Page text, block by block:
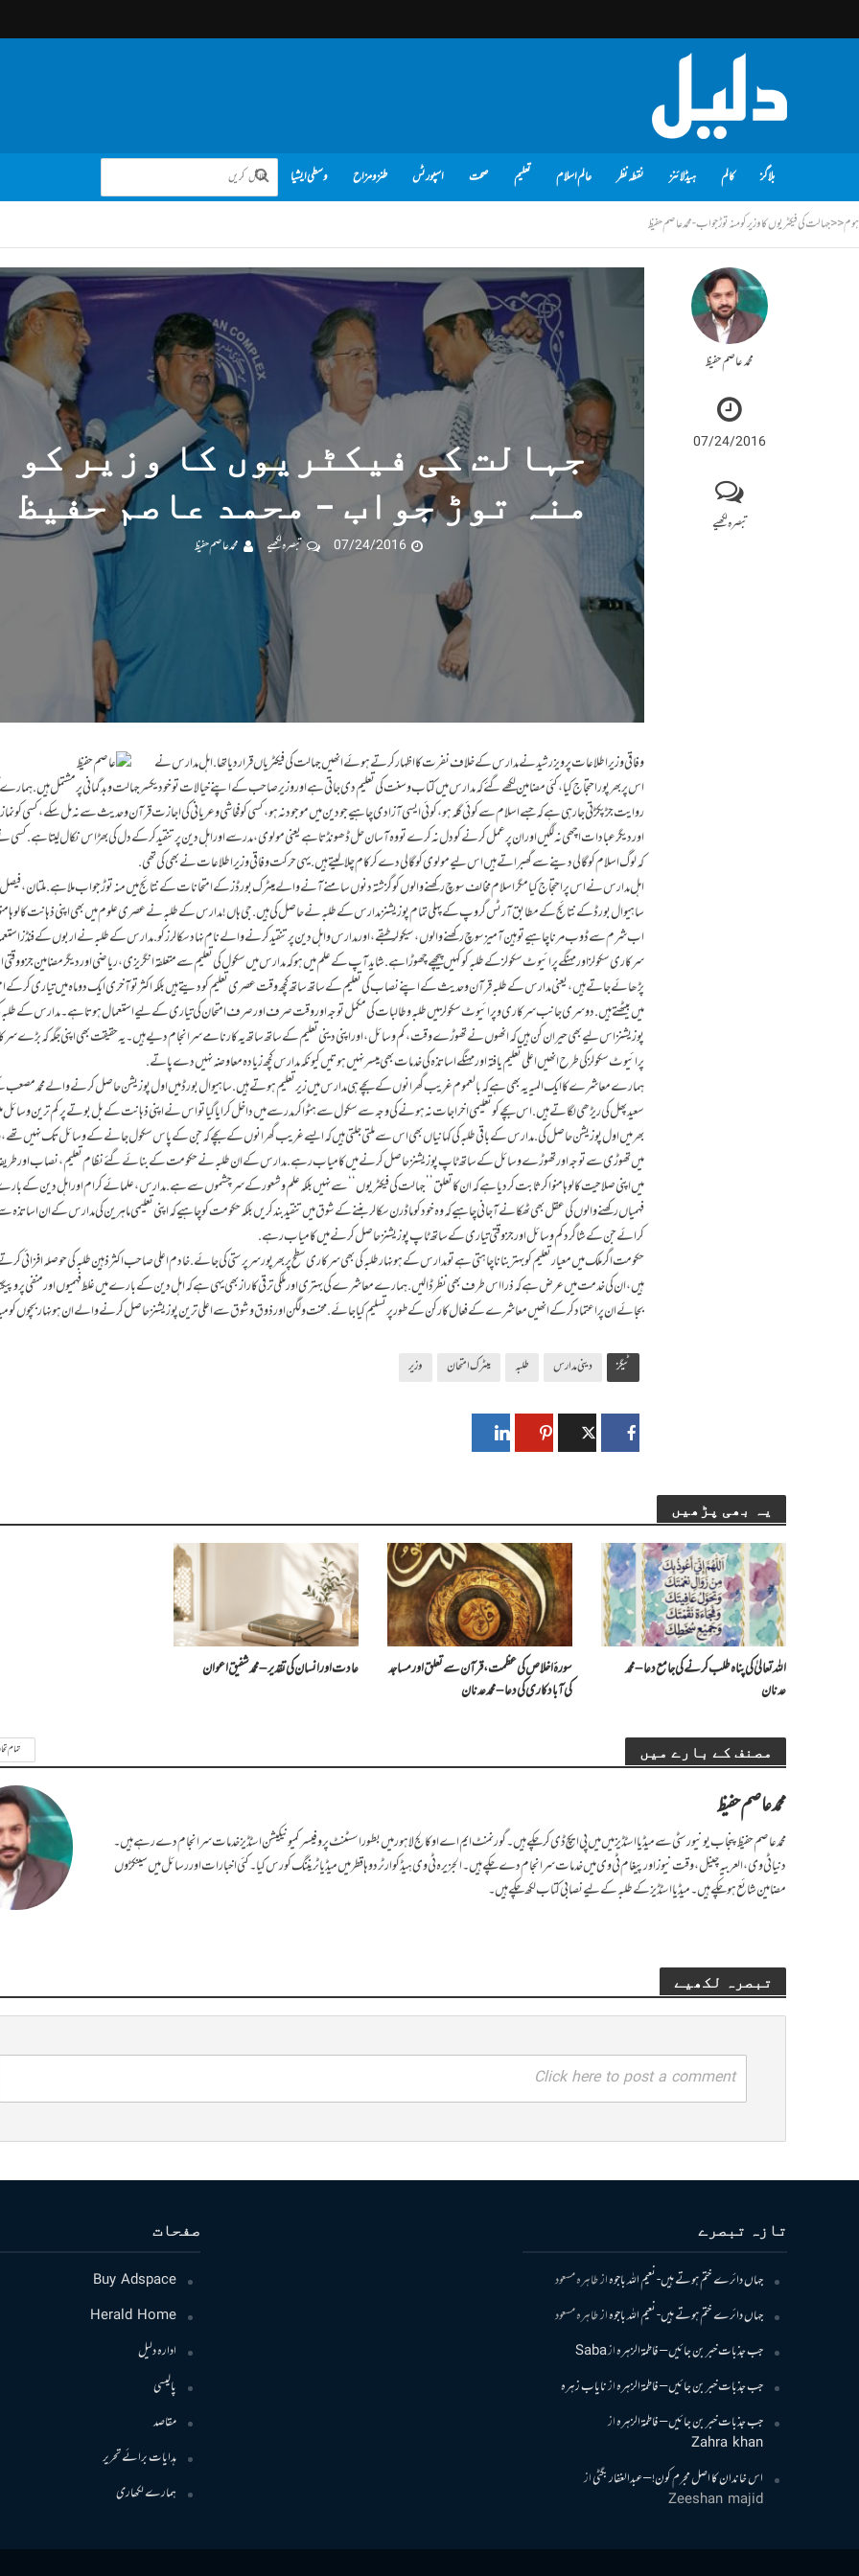
بلاگز کالم ہیڈلائنز نقطہ نظر عالم اسلام تعلیم صحت اسپورٹس طنز و مزاح وسطی ایشیا
ہوم<<جہالت کی فیکٹریوں کا وزیر کو منہ توڑ جواب - محمد عاصم حفیظ
محمد عاصم حفیظ
07/24/2016
تبصرہ لکھیے
جہالت کی فیکٹریوں کا وزیر کو
منہ توڑ جواب – محمد عاصم حفیظ
07/24/2016 تبصرہ لکھیے محمد عاصم حفیظ
وفاقی وزیراطلاعات پرویز رشید نے مدارس کے خلاف نفرت کا اظہار کرتے ہوئے انھیں جہالت کی فیکٹریاں قرار دیا تھا. اہل مدارس نے
اس پر بھرپور احتجاج کیا، کئی مضامین لکھے گئے کہ مدارس میں کتاب وسنت کی تعلیم دی جاتی ہے اور وزیر صاحب کے اپنے خیالات تو خود یکسر جہالت و بدگمانی پر مشتمل ہیں.
روایت جڑ پکڑتی جا رہی ہے کہ جسے اسلام سے کوئی گلہ ہو، کوئی ایسی آزادی چاہیے جو دین میں موجود نہ ہو، کسی کو فحاشی و عریانی کی اجازت قرآن و حدیث سے نہ مل سکے، کسی کو
اور دیگر عبادات اچھی نہ لگیں اور ان پر عمل کرنے کو دل نہ کرے تو وہ آسان حل ڈھونڈ تا ہے یعنی مولوی ، مدرسے اور اہل دین پر تنقید کرکے دل کی بھڑاس نکال لیتا ہے. کسی نے
کہ لوگ اسلام کو گالی دینے سے گھبراتے ہیں اس لیے مولوی کو گالی دے کر کام چلا لیتے ہیں. یہی حرکت وفاقی وزیراطلاعات نے بھی کی تھی.
اہل مدارس نے اس پر احتجاج کیا مگر اسلام مخالف سوچ رکھنے والوں کو گزشتہ دنوں سامنے آنے والے میٹرک بورڈز کے امتحانات کے نتائج میں منہ توڑ جواب ملا ہے. ملتان، فیصل
ساہیوال بورڈ کے نتائج کے مطابق آرٹس گروپ کے پہلی تمام پوزیشنز مدارس کے طلبہ نے حاصل کی ہیں. جی ہاں! مدارس کے طلبہ نے عصری علوم میں بھی اپنی ذہانت کا لوہا
اب شرم سے ڈوب مرنا چاہیے توہین آمیز سوچ رکھنے والوں، سیکولر طبقے، اور مدارس و اہل دین پر تنقید کرنے والے نام نہاد سکالرز کو. مدارس کے طلبہ نے اربوں کے فنڈز
سرکاری سکولز اورمہنگے پرائیوٹ سکولز کے طلبہ کو کہیں پیچھے چھوڑ ا ہے. شاید آپ کے علم میں ہو کہ مدارس میں سکول کی تعلیم سے متعلقہ انگریزی، ریاضی اور دیگر مضامین جزو وقتی
پڑھائے جاتے ہیں، یعنی مدارس کے طلبہ قرآن وحدیث کے اپنے نصاب کی تعلیم کے ساتھ ساتھ کچھ وقت عصری تعلیم کو دیتے ہیں بلکہ اکثر تو آخری ایک دو ماہ میں تیاری کرکے
میں بیٹھتے ہیں. دوسری جانب سرکاری و پرائیوٹ سکولز میں طلبہ و طالبات کی مکمل توجہ اور وقت صرف اور صرف امتحان کی تیاری کے لیے استعمال ہوتا ہے۔ مدارس کے
پوزیشنز اس لیے بھی حیران کن ہیں کہ انھوں نے تھوڑے وقت، کم وسائل، اور اپنی دینی تعلیم کے ساتھ ساتھ یہ کارنامے سرانجام دیے ہیں ۔ یہ حقیقت بھی اپنی جگہ کہ بڑے
پرائیوٹ سکولز کی طرح انھیں اعلی تعلیم یافتہ اور مہنگے اساتذہ کی خدمات بھی میسر نہیں ہوتیں کیونکہ مدارس کچھ زیادہ معاوضہ نہیں دے پاتے.
ہمارے معاشرے کا ایک المیہ یہ بھی ہے کہ بالعموم غریب گھرانوں کے بچے ہی مدارس میں زیر تعلیم ہوتے ہیں. ساہیوال بورڈ میں اول پوزیشن حاصل کرنے والے محمد مصعب کے
سعید پھل کی ریڑھی لگاتے ہیں. اس بچے کو تعلیمی اخراجات نہ ہونے کی وجہ سے سکول سے ہٹوا کر مدرسے میں داخل کرایا گیا تو اس نے اپنی ذہانت کے بل بوتے پر کم ترین
بھر میں اول پوزیشن حاصل کی. مدارس کے باقی طلبہ کی کہانیاں بھی اس سے ملتی جلتی ہیں کہ ایسے غریب گھرانوں کے بچے کہ جن کے پاس سکول جانے کے وسائل تک نہیں
میں تھوڑی سے توجہ اور تھوڑے وسائل کے ساتھ ٹاپ پوزیشنز حاصل کرنے میں کامیاب رہے. مدارس کے ان طلبہ نے حکومت کے بنائے گئے نظام تعلیم، نصاب اور
میں اپنی صلاحیت کا لوہا منوا کر ثابت کر دیا ہے کہ ان کا تعلق ’’ جہالت کی فیکٹریوں‘‘ سے نہیں بلکہ علم و شعور کے سرچشموں سے ہے. مدارس، علمائے کرام اور اہل دین کے
فہمیاں رکھنے والوں کی عقل بھی ٹھکانے آجانی چاہیے کہ وہ خود کو ماڈرن سکالر بننے کے شوق میں تنقید بند کریں بلکہ حکومت کو چاہیے کہ اپنی تعلیمی ماہرین کی مدارس کے ان اساتذہ
کرائے جن کے شاگرد کم وسائل اور جزوقتی تیاری کے ساتھ ٹاپ پوزیشنز حاصل کرنے میں کامیاب رہے.
حکومت اگر ملک میں معیار تعلیم کو بہتر بنانا چاہتی ہے تو مدارس کے ہونہار طلبہ کی بھی سرکاری سطح پر بھرپور سرپرستی کی جائے. خاد م اعلی صاحب اکثر ذہین طلبہ کی حوصلہ افزائی
ہیں، ان کی خدمت میں عرض ہے کہ ذرا اس طرف بھی نظرڈالیں. ہمارے معاشرے کی بہتری اور ملکی ترقی کا راز بھی یہی ہے کہ اہل دین کے بارے میں غلط فہمیوں اور منفی
بجائے ان پراعتماد کرکے انھیں معاشرے کے فعال کارکن کے طور پر تسلیم کیا جائے. محنت و لگن اور ذوق و شوق سے اعلی ترین پوزیشنز حاصل کرنے والے ان ہونہار بچوں کو
ٹیگز دینی مدارس طلبہ میٹرک امتحان وزیر
یہ بھی پڑھیں
اللہ تعالیٰ کی پناہ طلب کرنے کی جامع دعا – محمد
عدنان
سورۂ اخلاص کی عظمت، قرآن سے تعلق اور مساجد
کی آبادکاری کی دعا – محمد عدنان
عادت اور انسان کی تقدیر – محمد شفیق اعوان
مصنف کے بارے میں تمام
محمد عاصم حفیظ
محمد عاصم حفیظ پنجاب یونیورسٹی سے میڈیا اسٹڈیز میں میں پی ایچ ڈی کر چکے ہیں۔ گورنمنٹ ایم اے او کالج لاہور میں بطور اسسٹنٹ پروفیسر کمیونیکیشن اسٹڈیز خدمات سرانجام دے رہے ہیں۔
دنیا ٹی وی، العربیہ چینل، وقت نیوز اور پیغام ٹی وی میں خدمات سرانجام دے چکے ہیں۔ الجزیرہ ٹی وی ہیڈ کوارٹر دوہا قطر میں میڈیا ٹریننگ کورس کیا۔ کئی اخبارات اور رسائل میں سینکڑوں
مضامین شائع ہو چکے ہیں۔ میڈیا اسٹڈیز کے طلبہ کے لیے نصابی کتاب لکھ چکے ہیں۔
تبصرہ لکھیے
Click here to post a comment
صفحات
Buy Adspace
Herald Home
ادارہ دلیل
پالیسی
مقاصد
ہدایات برائے تحریر
ہمارے لکھاری
تازہ تبصرے
جہاں دائرے ختم ہوتے ہیں- نعیم اللہ باجوہازطاہرہ مسعود
جہاں دائرے ختم ہوتے ہیں- نعیم اللہ باجوہازطاہرہ مسعود
جب جذبات خبر بن جائیں – فاطمۃالزہرہازSaba
جب جذبات خبر بن جائیں – فاطمۃالزہرہازنایاب زہرہ
جب جذبات خبر بن جائیں – فاطمۃالزہرہاز
Zahra khan
اس خاندان کا اصل مجرم کون! – عبدالغفار بگٹیاز
Zeeshan majid